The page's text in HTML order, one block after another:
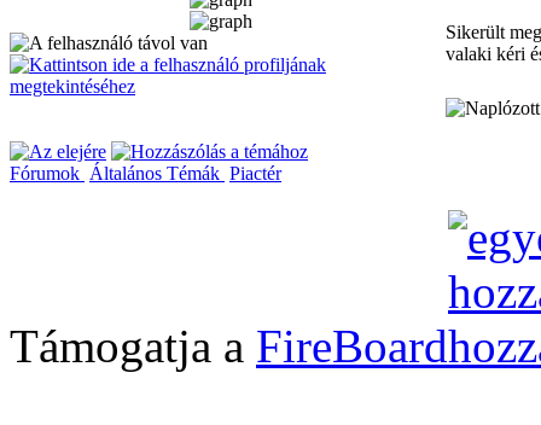
Sikerült
valaki kéri
Fórumok Általános Témák Piactér
Támogatja a FireBoard